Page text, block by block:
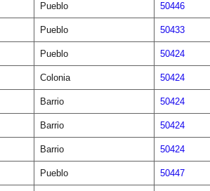
Pueblo 50446
Pueblo 50433
Pueblo 50424
Colonia 50424
Barrio 50424
Barrio 50424
Barrio 50424
Pueblo 50447